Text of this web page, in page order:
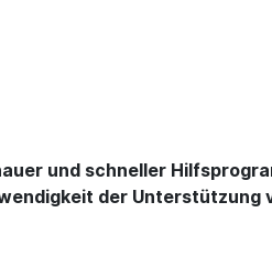
und schneller
der Unterstützung